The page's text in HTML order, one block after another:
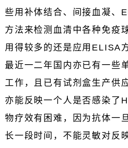
些用补体结合、间接血凝、
方法来检测血清中各种免疫
用得较多的还是应用ELISA
最近一二年国内亦已有一些
工作，且已有试剂盒生产供
亦能反映一个人是否感染了
物疗效有困难，因为抗体一
长一段时间，不能灵敏对反